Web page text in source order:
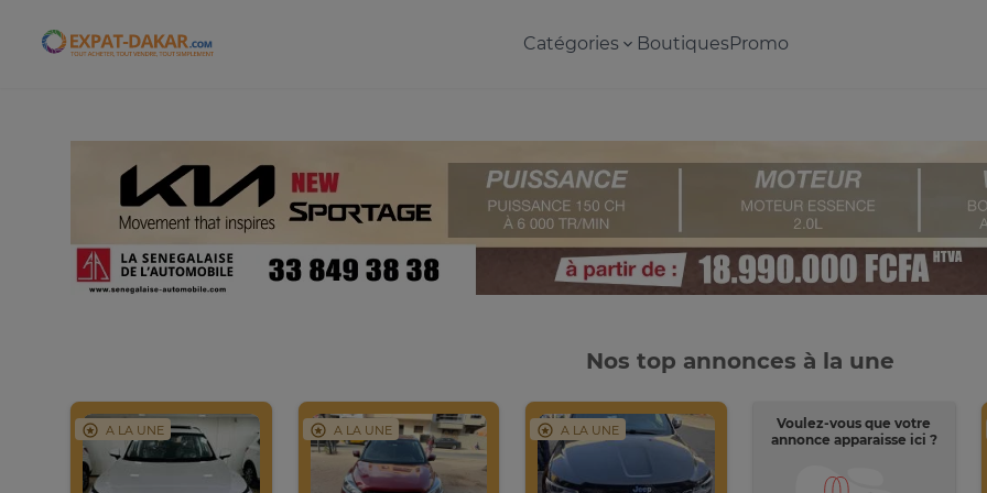
Expat-Dakar Catégories BoutiquesPromo
Nos top annonces à la une
A LA UNE A LA UNE A LA UNE
Voulez-vous que votre
annonce apparaisse ici ?